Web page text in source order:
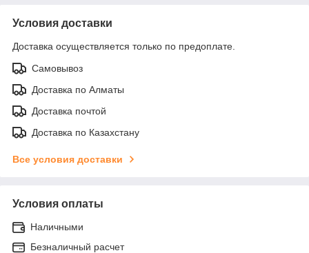
Условия доставки
Доставка осуществляется только по предоплате.
Самовывоз
Доставка по Алматы
Доставка почтой
Доставка по Казахстану
Все условия доставки
Условия оплаты
Наличными
Безналичный расчет